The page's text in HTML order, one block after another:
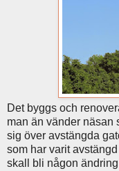
Det byggs och
man än vänder näsan
sig över avstängda
som har varit
skall bli någon